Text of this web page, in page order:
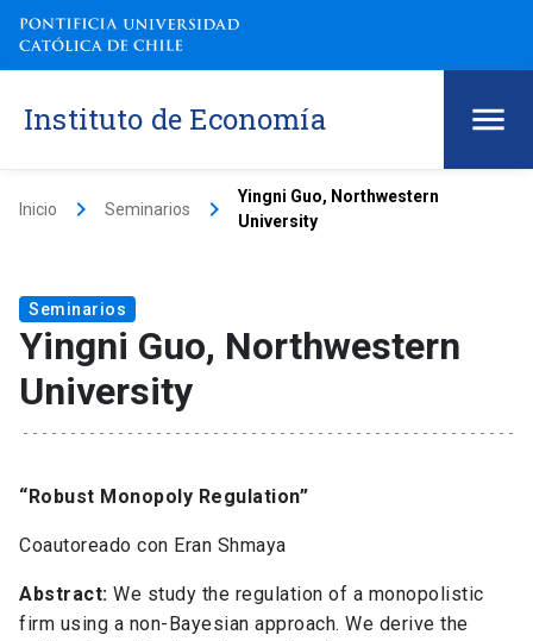
Instituto de Economía
Inicio keyboard_arrow_right Seminarios keyboard_arrow_right
Yingni Guo, Northwestern
University
Seminarios
Yingni Guo, Northwestern
University
“Robust Monopoly Regulation”
Coautoreado con Eran Shmaya
Abstract: We study the regulation of a monopolistic
firm using a non-Bayesian approach. We derive the